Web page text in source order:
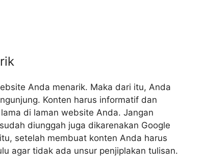
Anda menarik. Maka dari itu, Anda
Konten harus informatif dan
di laman website Anda. Jangan
diunggah juga dikarenakan Google
setelah membuat konten Anda harus
agar tidak ada unsur penjiplakan tulisan.